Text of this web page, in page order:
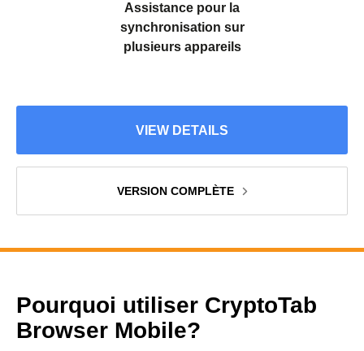
Assistance pour la
synchronisation sur
plusieurs appareils
VIEW DETAILS
VERSION COMPLÈTE
Pourquoi utiliser CryptoTab
Browser Mobile?